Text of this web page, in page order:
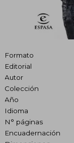
Formato
Editorial
Autor
Colección
Año
Idioma
N° páginas
Encuadernación